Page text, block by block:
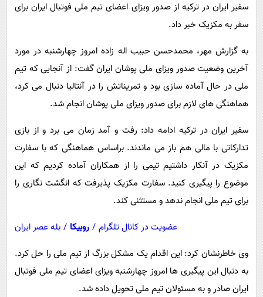
فناوری
حوادث
محیط زیست
اجتماعی
حیات وحش
سیاست خارجی
روانشناسی
دانلود
سفیر ایران در ترکیه از صدور ویزای اعضای تیم ملی فوتبال ایران برای
سفر به مکزیک خبر داد.
به گزارش مهر، محمدحسن حبیب اله زاده امروز چهارشنبه در مورد
آخرین وضعیت صدور ویزای ملی پوشان ایران گفت: از آنجایی که تیم
ملی در حال آماده سازی بود و تمریناتش را در آنتالیا دنبال می کرد،
هماهنگی های لازم برای صدور ویزای ملی پوشان انجام شد.
سفیر ایران در ترکیه ادامه داد: رفت و آمد زمان می برد و از بازی
تدارکاتی با مالی هم باز می ماندند. براساس هماهنگی که با سفارت
مکزیک در آنکار داشتیم تیمی را از همکاران آماده کردیم که این
موضوع را پیگیری کنید. سفارت مکزیک پذیرفت که انگشت نگاری را
برای تیم ملی انجام ندهد و مستثنی کند.
عضویت در کانال تلگرام / روبیکا / بله عصر ایران
وی خاطرنشان کرد: این اقدام یک مشکل بزرگ از تیم ملی را حل کرد.
به دنبال این پیگیری ها امروز چهارشنبه ویزای اعضای تیم ملی فوتبال
ایران صادر و به مسئولان تیم ملی تحویل داده شد.